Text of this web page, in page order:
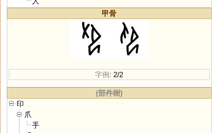
甲骨
字例: 2/2
(部件樹)
印
爪
手